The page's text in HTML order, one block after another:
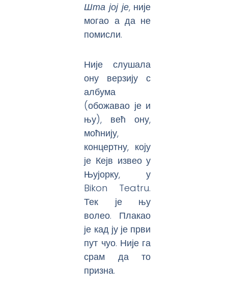
Шта јој је, није
могао а да не
помисли.
Није слушала
ону верзију с
албума
(обожавао је и
њу), већ ону,
моћнију,
концертну, коју
је Кејв извео у
Њујорку, у
Bikon Teatru.
Тек је њу
волео. Плакао
је кад ју је први
пут чуо. Није га
срам да то
призна.